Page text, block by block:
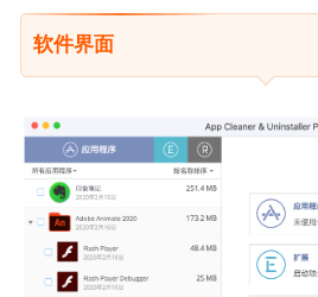
软件界面